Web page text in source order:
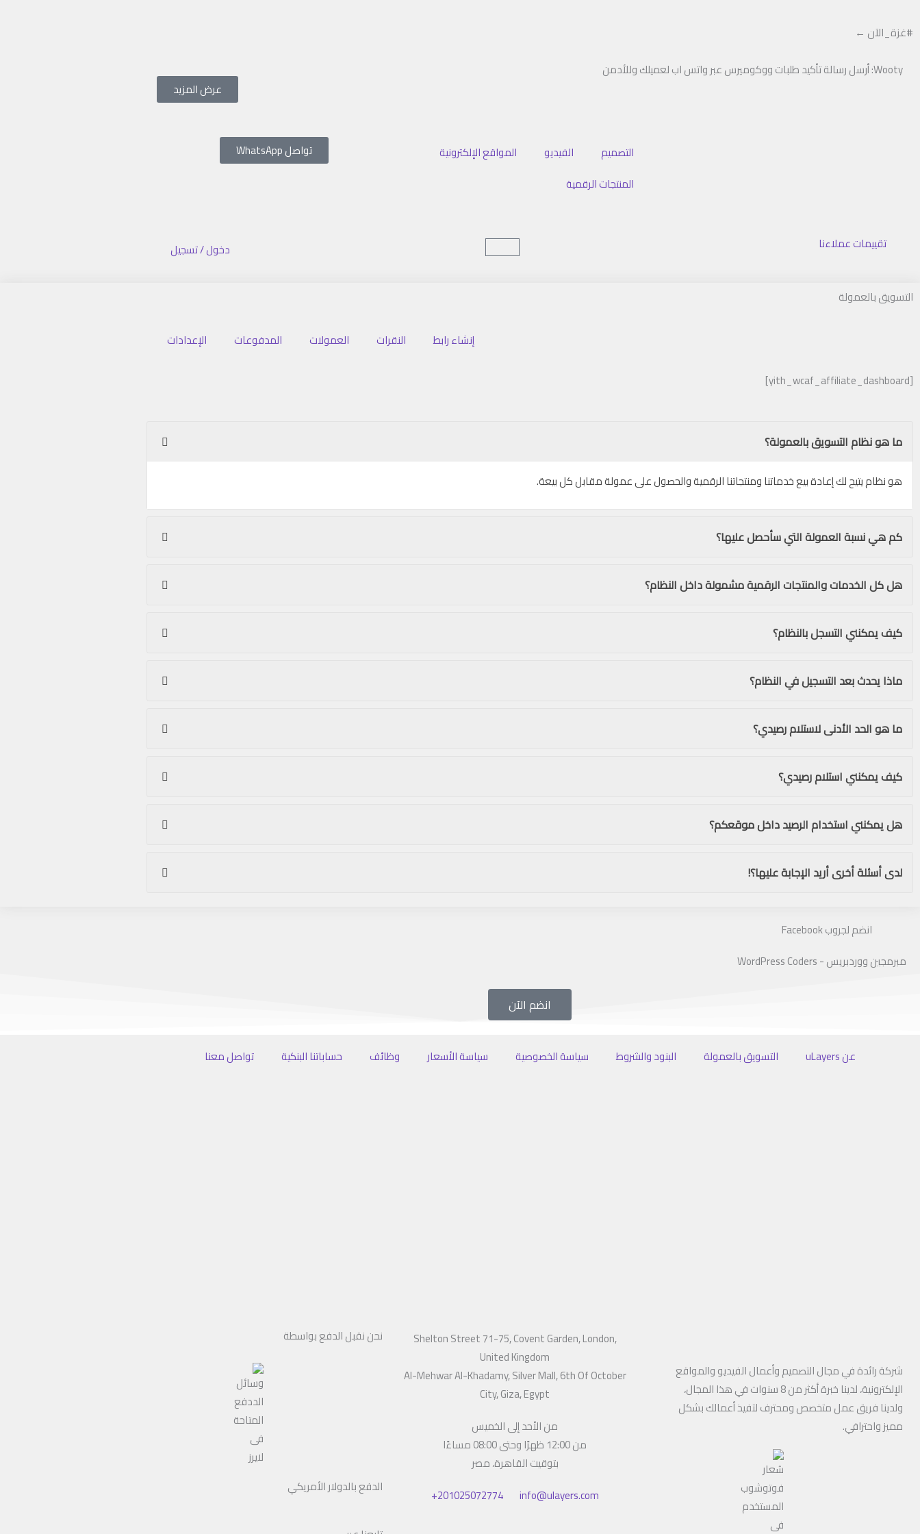
إلى#غزة_الآن ←
Wooty: أرسل رسالة تأكيد طلبات ووكوميرس عبر واتس اب لعميلك وللأدمن
عرض المزيد
التصميم الفيديو
المواقع الإلكترونية
المنتجات الرقمية
تواصل WhatsApp
تقييمات عملاءنا دخول / تسجيل Cart
التسويق بالعمولة
إنشاء رابط النقرات العمولات المدفوعات الإعدادات
[yith_wcaf_affiliate_dashboard]
ما هو نظام التسويق بالعمولة؟
هو نظام يتيح لك إعادة بيع خدماتنا ومنتجاتنا الرقمية والحصول على عمولة مقابل كل بيعة.
كم هي نسبة العمولة التي سأحصل عليها؟
هل كل الخدمات والمنتجات الرقمية مشمولة داخل النظام؟
كيف يمكنني التسجل بالنظام؟
ماذا يحدث بعد التسجيل في النظام؟
ما هو الحد الأدنى لاستلام رصيدي؟
كيف يمكنني استلام رصيدي؟
هل يمكنني استخدام الرصيد داخل موقعكم؟
لدى أسئلة أخرى أريد الإجابة عليها؟!
انضم لجروب Facebook
مبرمجين ووردبريس - WordPress Coders
انضم الآن
عن uLayers التسويق بالعمولة البنود والشروط سياسة الخصوصية سياسة الأسعار وظائف حساباتنا البنكية تواصل معنا
شركة رائدة في مجال التصميم وأعمال الفيديو والمواقع
الإلكترونية، لدينا خبرة أكثر من 8 سنوات في هذا المجال،
ولدينا فريق عمل متخصص ومحترف لتفيذ أعمالك بشكل
مميز واحترافي.
Shelton Street 71-75, Covent Garden, London,
United Kingdom
Al-Mehwar Al-Khadamy, Silver Mall, 6th Of October
City, Giza, Egypt
من الأحد إلى الخميس
من 12:00 ظهرًا وحتى 08:00 مساءًا
بتوقيت القاهرة، مصر
info@ulayers.com
201025072774+
نحن نقبل الدفع بواسطة
الدفع بالدولار الأمريكي